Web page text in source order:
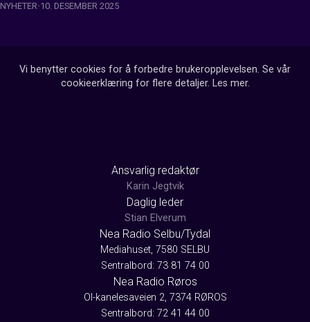
NYHETER 10. DESEMBER 2025
Vi benytter cookies for å forbedre brukeropplevelsen. Se vår
cookieerklæring for flere detaljer. Les mer.
Ansvarlig redaktør
Karin Jegtvik
Daglig leder
Stian Elverum
Nea Radio Selbu/Tydal
Mediahuset, 7580 SELBU
Sentralbord: 73 81 74 00
Nea Radio Røros
Ol-kanelesaveien 2, 7374 RØROS
Sentralbord: 72 41 44 00